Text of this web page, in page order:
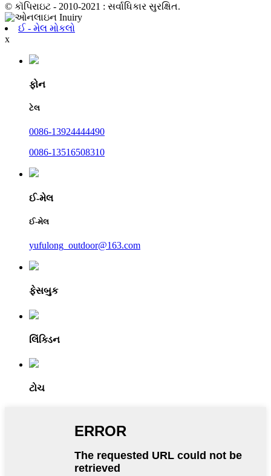
© કૉપિરાઇટ - 2010-2021 : સર્વાધિકાર સુરક્ષિત.
ઈ - મેલ મોકલો
x
ફોન
ટેલ
0086-13924444490
0086-13516508310
ઈ-મેલ
ઈ-મેલ
yufulong_outdoor@163.com
ફેસબુક
લિંક્ડિન
ટોચ